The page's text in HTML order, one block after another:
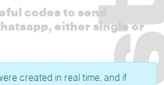
codes to send
either single or
created in real time, and if